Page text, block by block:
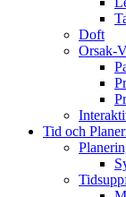
Doft
Orsak-
Tid och